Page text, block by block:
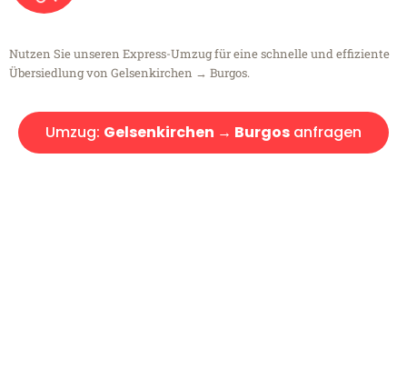
Nutzen Sie unseren Express-Umzug für eine schnelle und effiziente
Übersiedlung von Gelsenkirchen → Burgos.
Umzug: Gelsenkirchen → Burgos anfragen